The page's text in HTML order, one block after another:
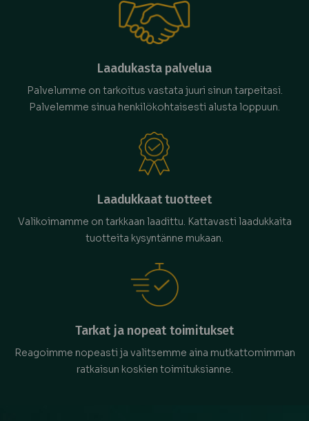
Laadukasta palvelua
Palvelumme on tarkoitus vastata juuri sinun tarpeitasi.
Palvelemme sinua henkilökohtaisesti alusta loppuun.
Laadukkaat tuotteet
Valikoimamme on tarkkaan laadittu. Kattavasti laadukkaita
tuotteita kysyntänne mukaan.
Tarkat ja nopeat toimitukset
Reagoimme nopeasti ja valitsemme aina mutkattomimman
ratkaisun koskien toimituksianne.